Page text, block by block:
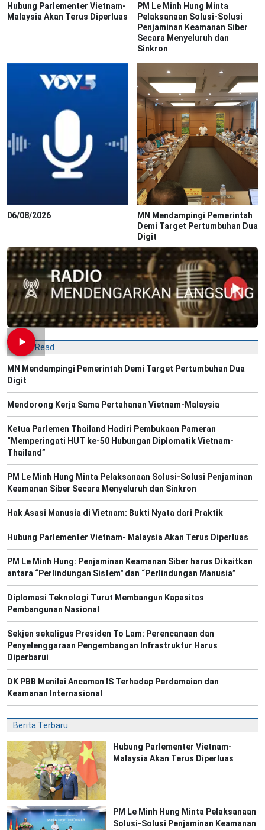
Hubung Parlementer Vietnam-
Malaysia Akan Terus Diperluas
PM Le Minh Hung Minta
Pelaksanaan Solusi-Solusi
Penjaminan Keamanan Siber
Secara Menyeluruh dan
Sinkron
06/08/2026
MN Mendampingi Pemerintah
Demi Target Pertumbuhan Dua
Digit
Most Read
MN Mendampingi Pemerintah Demi Target Pertumbuhan Dua
Digit
Mendorong Kerja Sama Pertahanan Vietnam-Malaysia
Ketua Parlemen Thailand Hadiri Pembukaan Pameran
“Memperingati HUT ke-50 Hubungan Diplomatik Vietnam-
Thailand”
PM Le Minh Hung Minta Pelaksanaan Solusi-Solusi Penjaminan
Keamanan Siber Secara Menyeluruh dan Sinkron
Hak Asasi Manusia di Vietnam: Bukti Nyata dari Praktik
Hubung Parlementer Vietnam- Malaysia Akan Terus Diperluas
PM Le Minh Hung: Penjaminan Keamanan Siber harus Dikaitkan
antara “Perlindungan Sistem" dan “Perlindungan Manusia”
Diplomasi Teknologi Turut Membangun Kapasitas
Pembangunan Nasional
Sekjen sekaligus Presiden To Lam: Perencanaan dan
Penyelenggaraan Pengembangan Infrastruktur Harus
Diperbarui
DK PBB Menilai Ancaman IS Terhadap Perdamaian dan
Keamanan Internasional
Berita Terbaru
Hubung Parlementer Vietnam-
Malaysia Akan Terus Diperluas
PM Le Minh Hung Minta Pelaksanaan
Solusi-Solusi Penjaminan Keamanan